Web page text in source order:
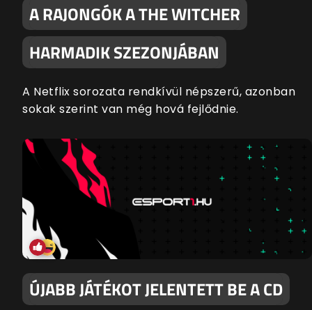
A RAJONGÓK A THE WITCHER
HARMADIK SZEZONJÁBAN
A Netflix sorozata rendkívül népszerű, azonban
sokak szerint van még hová fejlődnie.
ÚJABB JÁTÉKOT JELENTETT BE A CD